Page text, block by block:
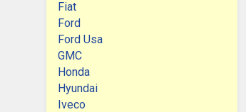
Fiat
Ford
Ford Usa
GMC
Honda
Hyundai
Iveco